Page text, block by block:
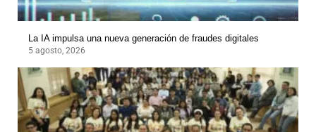
La IA impulsa una nueva generación de fraudes digitales
5 agosto, 2026